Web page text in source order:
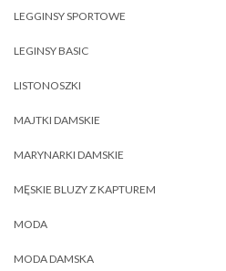
LEGGINSY SPORTOWE
LEGINSY BASIC
LISTONOSZKI
MAJTKI DAMSKIE
MARYNARKI DAMSKIE
MĘSKIE BLUZY Z KAPTUREM
MODA
MODA DAMSKA